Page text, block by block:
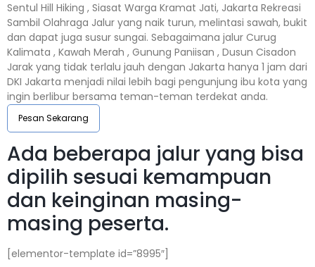
Sentul Hill Hiking , Siasat Warga Kramat Jati, Jakarta Rekreasi
Sambil Olahraga Jalur yang naik turun, melintasi sawah, bukit
dan dapat juga susur sungai. Sebagaimana jalur Curug
Kalimata , Kawah Merah , Gunung Paniisan , Dusun Cisadon
Jarak yang tidak terlalu jauh dengan Jakarta hanya 1 jam dari
DKI Jakarta menjadi nilai lebih bagi pengunjung ibu kota yang
ingin berlibur bersama teman-teman terdekat anda.
Pesan Sekarang
Ada beberapa jalur yang bisa
dipilih sesuai kemampuan
dan keinginan masing-
masing peserta.
[elementor-template id=”8995″]